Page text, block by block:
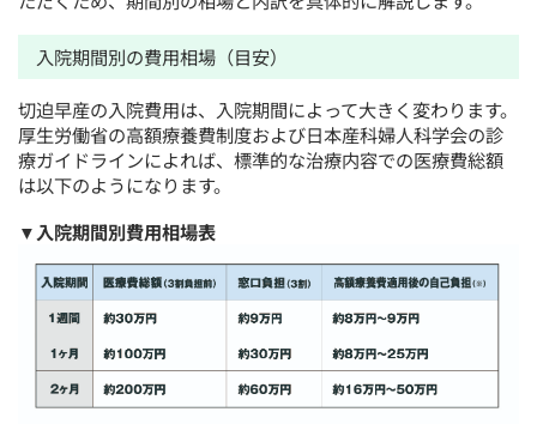
入院期間別の費用相場（目安）
切迫早産の入院費用は、入院期間によって大きく変わります。
厚生労働省の高額療養費制度および日本産科婦人科学会の診
療ガイドラインによれば、標準的な治療内容での医療費総額
は以下のようになります。
▼入院期間別費用相場表